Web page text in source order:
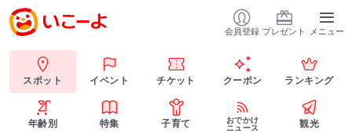
会員登録 プレゼント メニュー
スポット イベント チケット クーポン ランキング
年齢別 特集 子育て
おでかけ
ニュース
観光